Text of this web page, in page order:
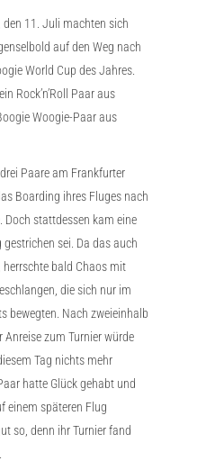
11. Juli machten sich
auf den Weg nach
World Cup des Jahres.
Rock’n’Roll Paar aus
Woogie-Paar aus
Paare am Frankfurter
Boarding ihres Fluges nach
Doch stattdessen kam eine
sei. Da das auch
herrschte bald Chaos mit
die sich nur im
bewegten. Nach zweieinhalb
zum Turnier würde
Tag nichts mehr
hatte Glück gehabt und
einem späteren Flug
so, denn ihr Turnier fand